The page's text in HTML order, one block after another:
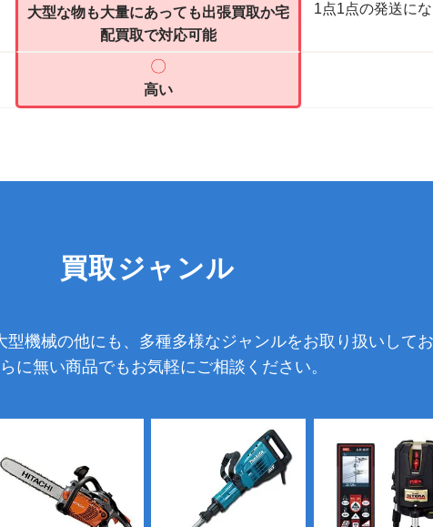
大型な物も大量にあっても出張買取か宅
配買取で対応可能
1点1点の発送に
〇
高い
買取ジャンル
機械の他にも、多種多様なジャンルをお取り扱いしてお
に無い商品でもお気軽にご相談ください。